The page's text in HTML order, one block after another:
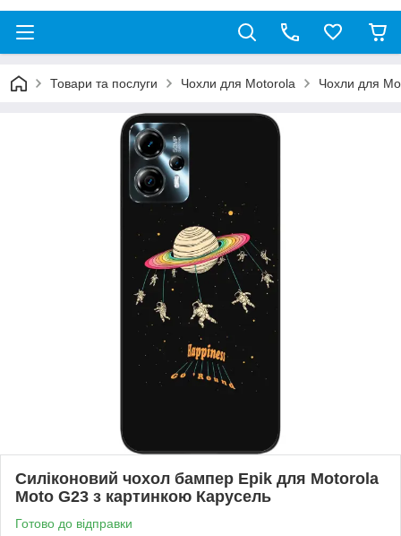
Товари та послуги Чохли для Motorola Чохли для
Силіконовий чохол бампер Epik для Motorola
Moto G23 з картинкою Карусель
Готово до відправки